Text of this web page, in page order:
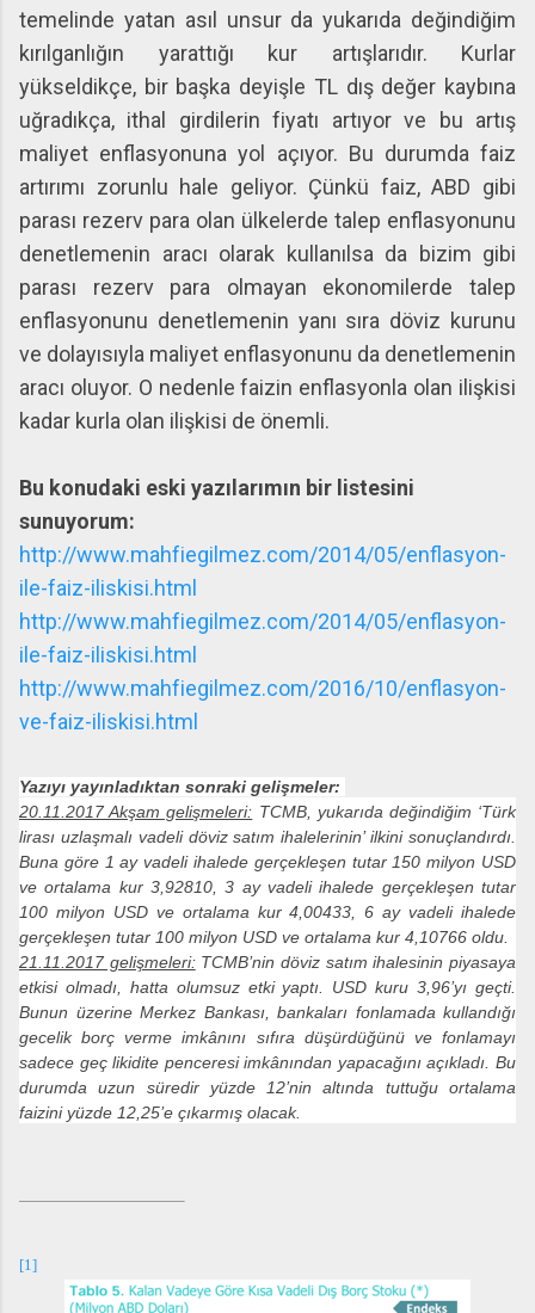
temelinde yatan asıl unsur da yukarıda değindiğim
kırılganlığın yarattığı kur artışlarıdır. Kurlar
yükseldikçe, bir başka deyişle TL dış değer kaybına
uğradıkça, ithal girdilerin fiyatı artıyor ve bu artış
maliyet enflasyonuna yol açıyor. Bu durumda faiz
artırımı zorunlu hale geliyor. Çünkü faiz, ABD gibi
parası rezerv para olan ülkelerde talep enflasyonunu
denetlemenin aracı olarak kullanılsa da bizim gibi
parası rezerv para olmayan ekonomilerde talep
enflasyonunu denetlemenin yanı sıra döviz kurunu
ve dolayısıyla maliyet enflasyonunu da denetlemenin
aracı oluyor. O nedenle faizin enflasyonla olan ilişkisi
kadar kurla olan ilişkisi de önemli.
Bu konudaki eski yazılarımın bir listesini
sunuyorum:
http://www.mahfiegilmez.com/2014/05/enflasyon-
ile-faiz-iliskisi.html
http://www.mahfiegilmez.com/2014/05/enflasyon-
ile-faiz-iliskisi.html
http://www.mahfiegilmez.com/2016/10/enflasyon-
ve-faiz-iliskisi.html
Yazıyı yayınladıktan sonraki gelişmeler:
20.11.2017 Akşam gelişmeleri: TCMB, yukarıda değindiğim ‘Türk
lirası uzlaşmalı vadeli döviz satım ihalelerinin’ ilkini sonuçlandırdı.
Buna göre 1 ay vadeli ihalede gerçekleşen tutar 150 milyon USD
ve ortalama kur 3,92810, 3 ay vadeli ihalede gerçekleşen tutar
100 milyon USD ve ortalama kur 4,00433, 6 ay vadeli ihalede
gerçekleşen tutar 100 milyon USD ve ortalama kur 4,10766 oldu.
21.11.2017 gelişmeleri:TCMB’nin döviz satım ihalesinin piyasaya
etkisi olmadı, hatta olumsuz etki yaptı. USD kuru 3,96’yı geçti.
Bunun üzerine Merkez Bankası, bankaları fonlamada kullandığı
gecelik borç verme imkânını sıfıra düşürdüğünü ve fonlamayı
sadece geç likidite penceresi imkânından yapacağını açıkladı. Bu
durumda uzun süredir yüzde 12’nin altında tuttuğu ortalama
faizini yüzde 12,25’e çıkarmış olacak.
[1]